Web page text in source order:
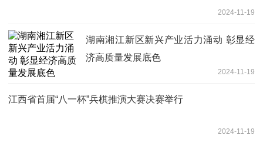
2024-11-19
湖南湘江新区新兴产业活力涌动 彰显经
济高质量发展底色
2024-11-19
江西省首届“八一杯”兵棋推演大赛决赛举行
2024-11-19